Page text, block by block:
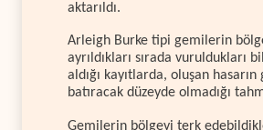
aktarıldı.
Arleigh Burke tipi gemilerin
ayrıldıkları sırada vuruldukları
aldığı kayıtlarda, oluşan
batıracak düzeyde olmadığı
Gemilerin bölgeyi terk